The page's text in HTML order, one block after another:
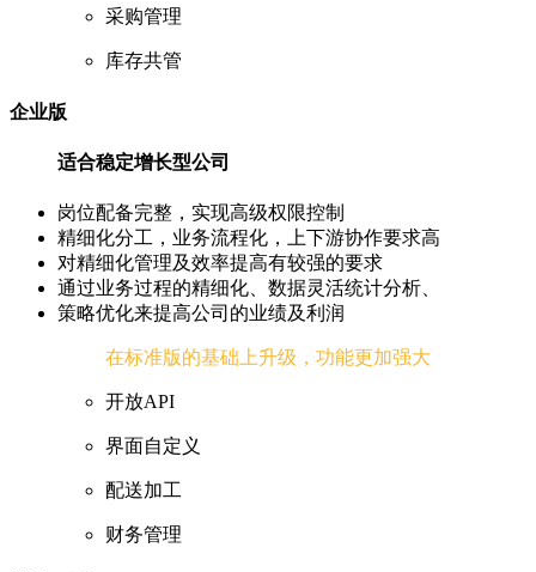
采购管理
库存共管
企业版
适合稳定增长型公司
岗位配备完整，实现高级权限控制
精细化分工，业务流程化，上下游协作要求高
对精细化管理及效率提高有较强的要求
通过业务过程的精细化、数据灵活统计分析、
策略优化来提高公司的业绩及利润
在标准版的基础上升级，功能更加强大
开放API
界面自定义
配送加工
财务管理